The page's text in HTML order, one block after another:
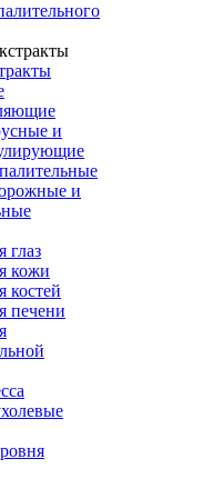
и
и
глаз
кожи
костей
печени